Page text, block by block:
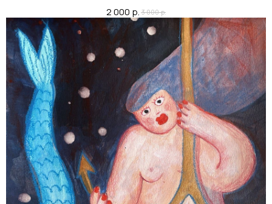
2 000 р. 3 000 р.